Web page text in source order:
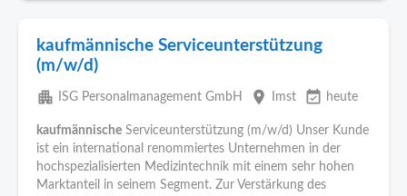
kaufmännische Serviceunterstützung
(m/w/d)
apartment ISG Personalmanagement GmbH place Imst event_available heute
kaufmännische Serviceunterstützung (m/w/d) Unser Kunde
ist ein international renommiertes Unternehmen in der
hochspezialisierten Medizintechnik mit einem sehr hohen
Marktanteil in seinem Segment. Zur Verstärkung des